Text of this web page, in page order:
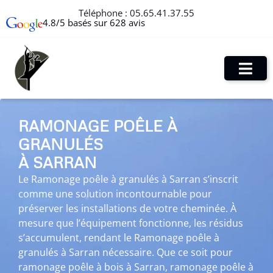
Téléphone : 05.65.41.37.55
4.8/5 basés sur 628 avis
RAMONAGE POÊLE À
GRANULÉS
À SARRAN
Le Ramonage poêle à granulés à Sarran s’inscrit
comme une solution incontournable pour
préserver les installations de votre cheminée. À
mesure que l’équipement fonctionne, les résidus
s’accumulent, rendant le Ramonage poêle à
granulés à Sarran nécessaire. Que ce soit pour
ramonage poêle à bois à Sarran, ramonage poêle à